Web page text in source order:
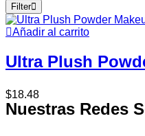
Filter
Añadir al carrito
Ultra Plush
$18.48
Nuestras Redes